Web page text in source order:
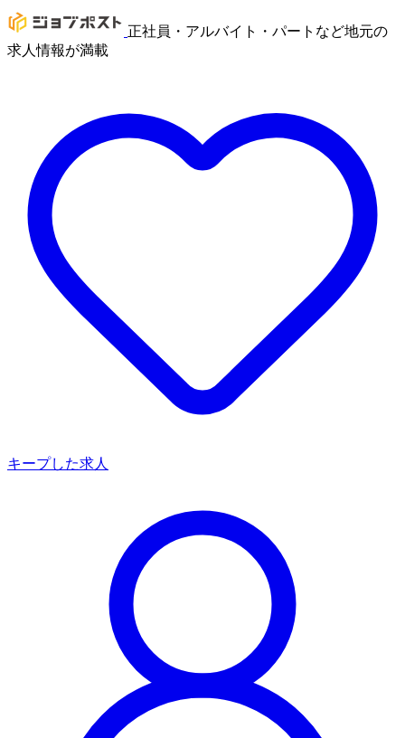
正社員・アルバイト・パートなど地元の
求人情報が満載
キープした求人